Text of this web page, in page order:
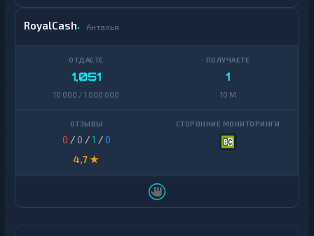
RoyalCash Анталья
1,051
10 000 / 1 000 000
1
10 M
0 / 0 /1 /0
4,7 ★